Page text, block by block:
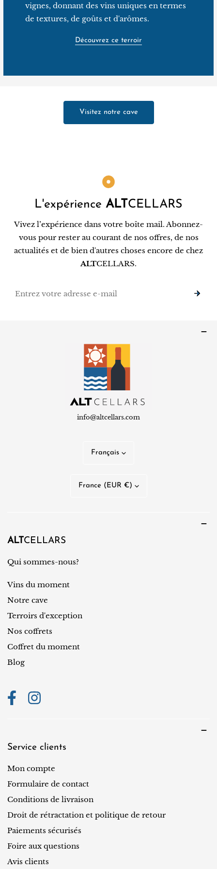
l'Asmi Noir, après des années de recherches sur le
internationaux. Les vins de Château Kefraya sont
vignes, donnant des vins uniques en termes
de textures, de goûts et d'arômes.
Découvrez ce terroir
Visitez notre cave
L'expérience ALT CELLARS
Vivez l’expérience dans votre boîte mail. Abonnez-
vous pour rester au courant de nos offres, de nos
actualités et de bien d'autres choses encore de chez
ALTCELLARS.
info@altcellars.com
Français
/
r
g
i
o
n
France (EUR €)
ALT CELLARS
Qui sommes-nous?
Vins du moment
Notre cave
Terroirs d'exception
Nos coffrets
Coffret du moment
Blog
Service clients
Mon compte
Formulaire de contact
Conditions de livraison
Droit de rétractation et politique de retour
Paiements sécurisés
Foire aux questions
Avis clients